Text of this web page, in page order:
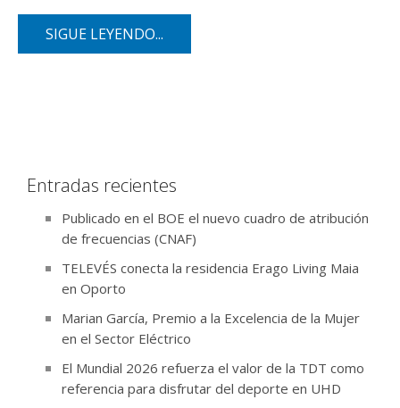
SIGUE LEYENDO...
Entradas recientes
Publicado en el BOE el nuevo cuadro de atribución
de frecuencias (CNAF)
TELEVÉS conecta la residencia Erago Living Maia
en Oporto
Marian García, Premio a la Excelencia de la Mujer
en el Sector Eléctrico
El Mundial 2026 refuerza el valor de la TDT como
referencia para disfrutar del deporte en UHD